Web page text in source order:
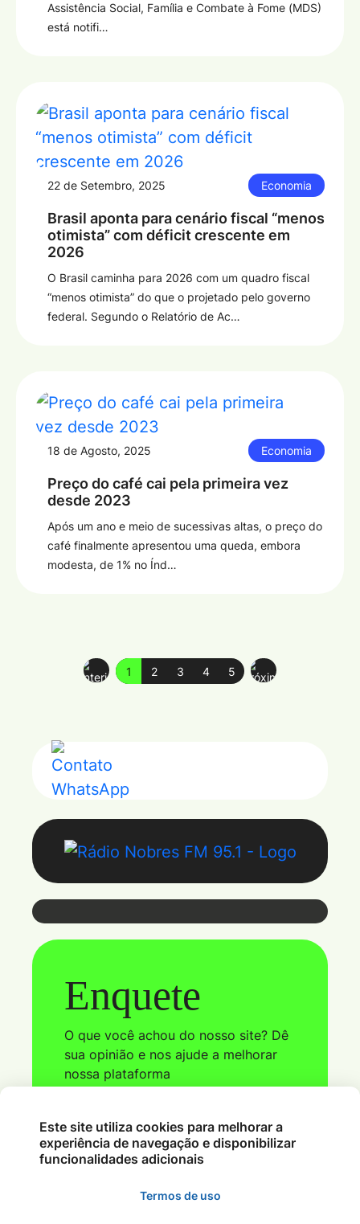
Assistência Social, Família e Combate à Fome (MDS)
está notifi…
22 de Setembro, 2025 Economia
Brasil aponta para cenário fiscal “menos
otimista” com déficit crescente em
2026
O Brasil caminha para 2026 com um quadro fiscal
“menos otimista” do que o projetado pelo governo
federal. Segundo o Relatório de Ac…
18 de Agosto, 2025 Economia
Preço do café cai pela primeira vez
desde 2023
Após um ano e meio de sucessivas altas, o preço do
café finalmente apresentou uma queda, embora
modesta, de 1% no Índ…
1 2 3 4 5
Webmail
Coloque seu e-mail e senha para ter
acesso ao webmail
Enquete
O que você achou do nosso site? Dê
sua opinião e nos ajude a melhorar
nossa plataforma
Ver Parcial
Este site utiliza cookies para melhorar a
experiência de navegação e disponibilizar
funcionalidades adicionais
Termos de uso